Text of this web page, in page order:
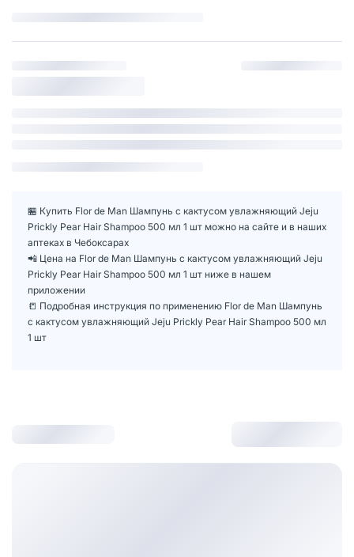
🏪 Купить Flor de Man Шампунь с кактусом увлажняющий Jeju
Prickly Pear Hair Shampoo 500 мл 1 шт можно на сайте и в наших
аптеках в Чебоксарах
📲 Цена на Flor de Man Шампунь с кактусом увлажняющий Jeju
Prickly Pear Hair Shampoo 500 мл 1 шт ниже в нашем
приложении
📒 Подробная инструкция по применению Flor de Man Шампунь
с кактусом увлажняющий Jeju Prickly Pear Hair Shampoo 500 мл
1 шт